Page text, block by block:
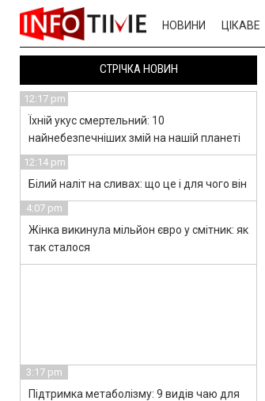
НОВИНИ ЦІКАВЕ
СТРІЧКА НОВИН
12:17 pm
Їхній укус смертельний: 10
найнебезпечніших змій на нашій планеті
12:14 pm
Білий наліт на сливах: що це і для чого він
4:07 pm
Жінка викинула мільйон євро у смітник: як
так сталося
3:17 pm
Підтримка метаболізму: 9 видів чаю для